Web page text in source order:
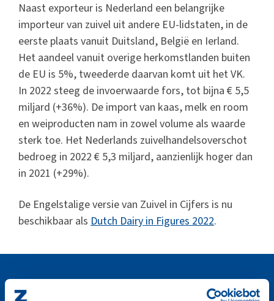
Naast exporteur is Nederland een belangrijke
importeur van zuivel uit andere EU-lidstaten, in de
eerste plaats vanuit Duitsland, België en Ierland.
Het aandeel vanuit overige herkomstlanden buiten
de EU is 5%, tweederde daarvan komt uit het VK.
In 2022 steeg de invoerwaarde fors, tot bijna € 5,5
miljard (+36%). De import van kaas, melk en room
en weiproducten nam in zowel volume als waarde
sterk toe. Het Nederlands zuivelhandelsoverschot
bedroeg in 2022 € 5,3 miljard, aanzienlijk hoger dan
in 2021 (+29%).
De Engelstalige versie van Zuivel in Cijfers is nu
beschikbaar als Dutch Dairy in Figures 2022.
Zuivel in Cijfers 2022